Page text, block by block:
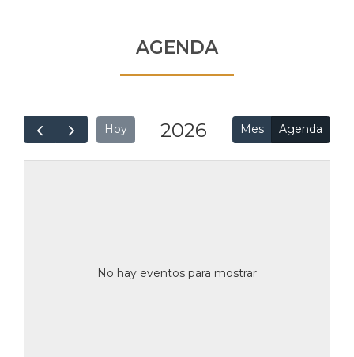
AGENDA
Hoy 2026 Mes Agenda
No hay eventos para mostrar